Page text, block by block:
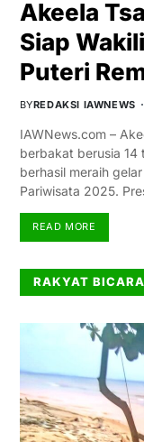
Akeela
Siap
Puteri
BYREDAKSI IAWNEWS
IAWNews.com –
berbakat berusia 14
berhasil meraih
Pariwisata 2025.
READ MORE
RAKYAT BICARA